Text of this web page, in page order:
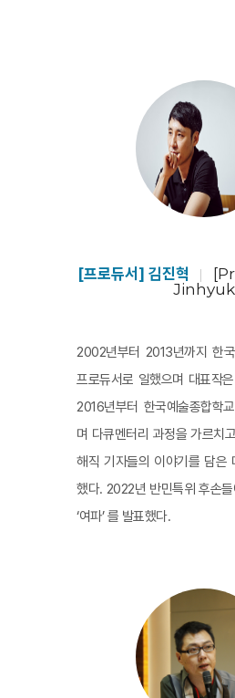
[프로듀서] 김진혁
Jinhyuk
2002년부터 2013년까지 한
프로듀서로 일했으며 대표작
2016년부터 한국예술종합학
며 다큐멘터리 과정을 가르치
해직 기자들의 이야기를 담은
했다. 2022년 반민특위 후손
‘여파’ 를 발표했다.